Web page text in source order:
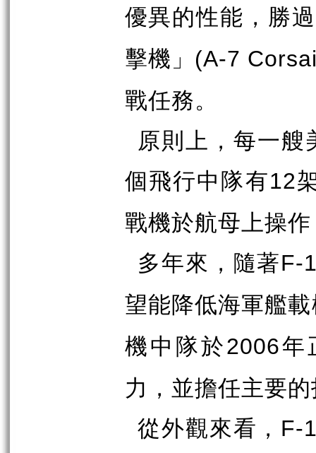
優異的性能，勝
擊機」
(A-7
戰任務。
原則上，每一
個飛行中隊有12
戰機於航母上操
多年來，隨著F-
望能降低海軍艦
機中隊於2006年
力，並擔任主要
從外觀來看， F-